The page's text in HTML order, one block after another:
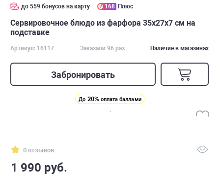
до 559 бонусов на карту 168 Плюс
Cервировочное блюдо из фарфора 35х27х7 см на
подставке
Артикул: 16117 Заказали 96 раз Наличие в магазинах
Забронировать
До 20% оплата баллами
0 отзывов
1 990 руб.